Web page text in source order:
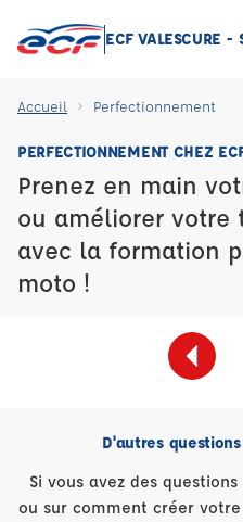
ECF VALESCURE -
Accueil Perfectionnement
PERFECTIONNEMENT CHEZ
Prenez en main
ou améliorer votre
avec la formation
moto !
D'autres
Si vous avez des
ou sur comment créer